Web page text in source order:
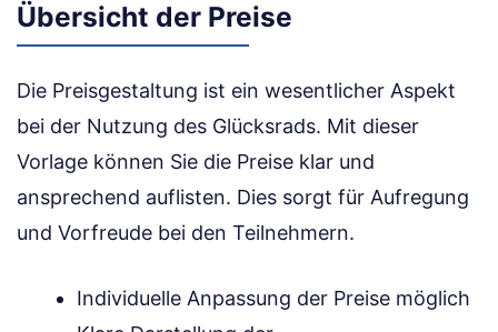
Übersicht der Preise
Die Preisgestaltung ist ein wesentlicher Aspekt
bei der Nutzung des Glücksrads. Mit dieser
Vorlage können Sie die Preise klar und
ansprechend auflisten. Dies sorgt für Aufregung
und Vorfreude bei den Teilnehmern.
Individuelle Anpassung der Preise möglich